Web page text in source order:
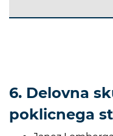
6. Delovna
poklicnega